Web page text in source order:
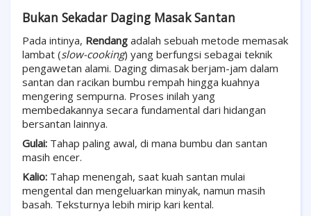
Bukan Sekadar Daging Masak Santan
Pada intinya, Rendang adalah sebuah metode memasak
lambat (slow-cooking) yang berfungsi sebagai teknik
pengawetan alami. Daging dimasak berjam-jam dalam
santan dan racikan bumbu rempah hingga kuahnya
mengering sempurna. Proses inilah yang
membedakannya secara fundamental dari hidangan
bersantan lainnya.
Gulai: Tahap paling awal, di mana bumbu dan santan
masih encer.
Kalio: Tahap menengah, saat kuah santan mulai
mengental dan mengeluarkan minyak, namun masih
basah. Teksturnya lebih mirip kari kental.